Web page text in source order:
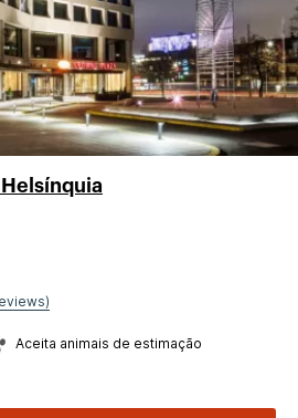
Aceita animais de estimação